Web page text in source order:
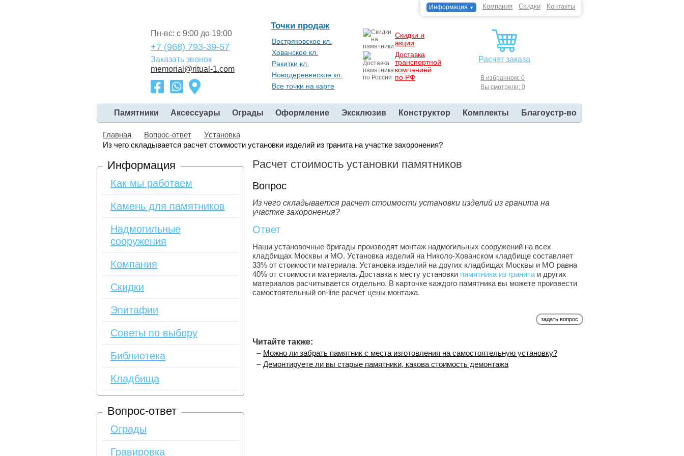
Информация ▼ Компания Скидки Контакты
Пн-вс: с 9:00 до 19:00
+7 (968) 793-39-57
Заказать звонок
memorial@ritual-1.com
Точки продаж
Востряковское кл.
Хованское кл.
Ракитки кл.
Новодеревенское кл.
Все точки на карте
Скидки и
акции
Доставка
транспортной
компанией
по РФ
Расчет заказа
В избранном: 0
Вы смотрели: 0
Памятники Аксессуары Ограды Оформление Эксклюзив Конструктор Комплекты Благоустр-во
Главная Вопрос-ответ
Установка
Из чего складывается расчет стоимости установки изделий из гранита на участке захоронения?
Информация
Как мы работаем
Камень для памятников
Надмогильные
сооружения
Компания
Скидки
Эпитафии
Советы по выбору
Библиотека
Кладбища
Вопрос-ответ
Ограды
Гравировка
Расчет стоимость установки памятников
Вопрос
Из чего складывается расчет стоимости установки изделий из гранита на
участке захоронения?
Ответ
Наши установочные бригады производят монтаж надмогильных сооружений на всех
кладбищах Москвы и МО. Установка изделий на Николо-Хованском кладбище составляет
33% от стоимости материала. Установка изделий на других кладбищах Москвы и МО равна
40% от стоимости материала. Доставка к месту установки памятника из гранита и других
материалов расчитывается отдельно. В карточке каждого памятника вы можете произвести
самостоятельный on-line расчет цены монтажа.
задать вопрос
Читайте также:
Можно ли забрать памятник с места изготовления на самостоятельную установку?
Демонтируете ли вы старые памятники, какова стоимость демонтажа